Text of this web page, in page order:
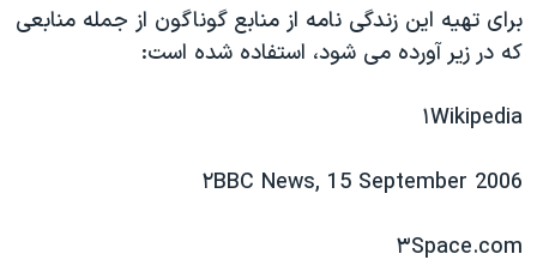
برای تهیه این زندگی نامه از منابع گوناگون از جمله منابعی
که در زیر آورده می شود، استفاده شده است:
۱Wikipedia
۲BBC News, 15 September 2006
۳Space.com